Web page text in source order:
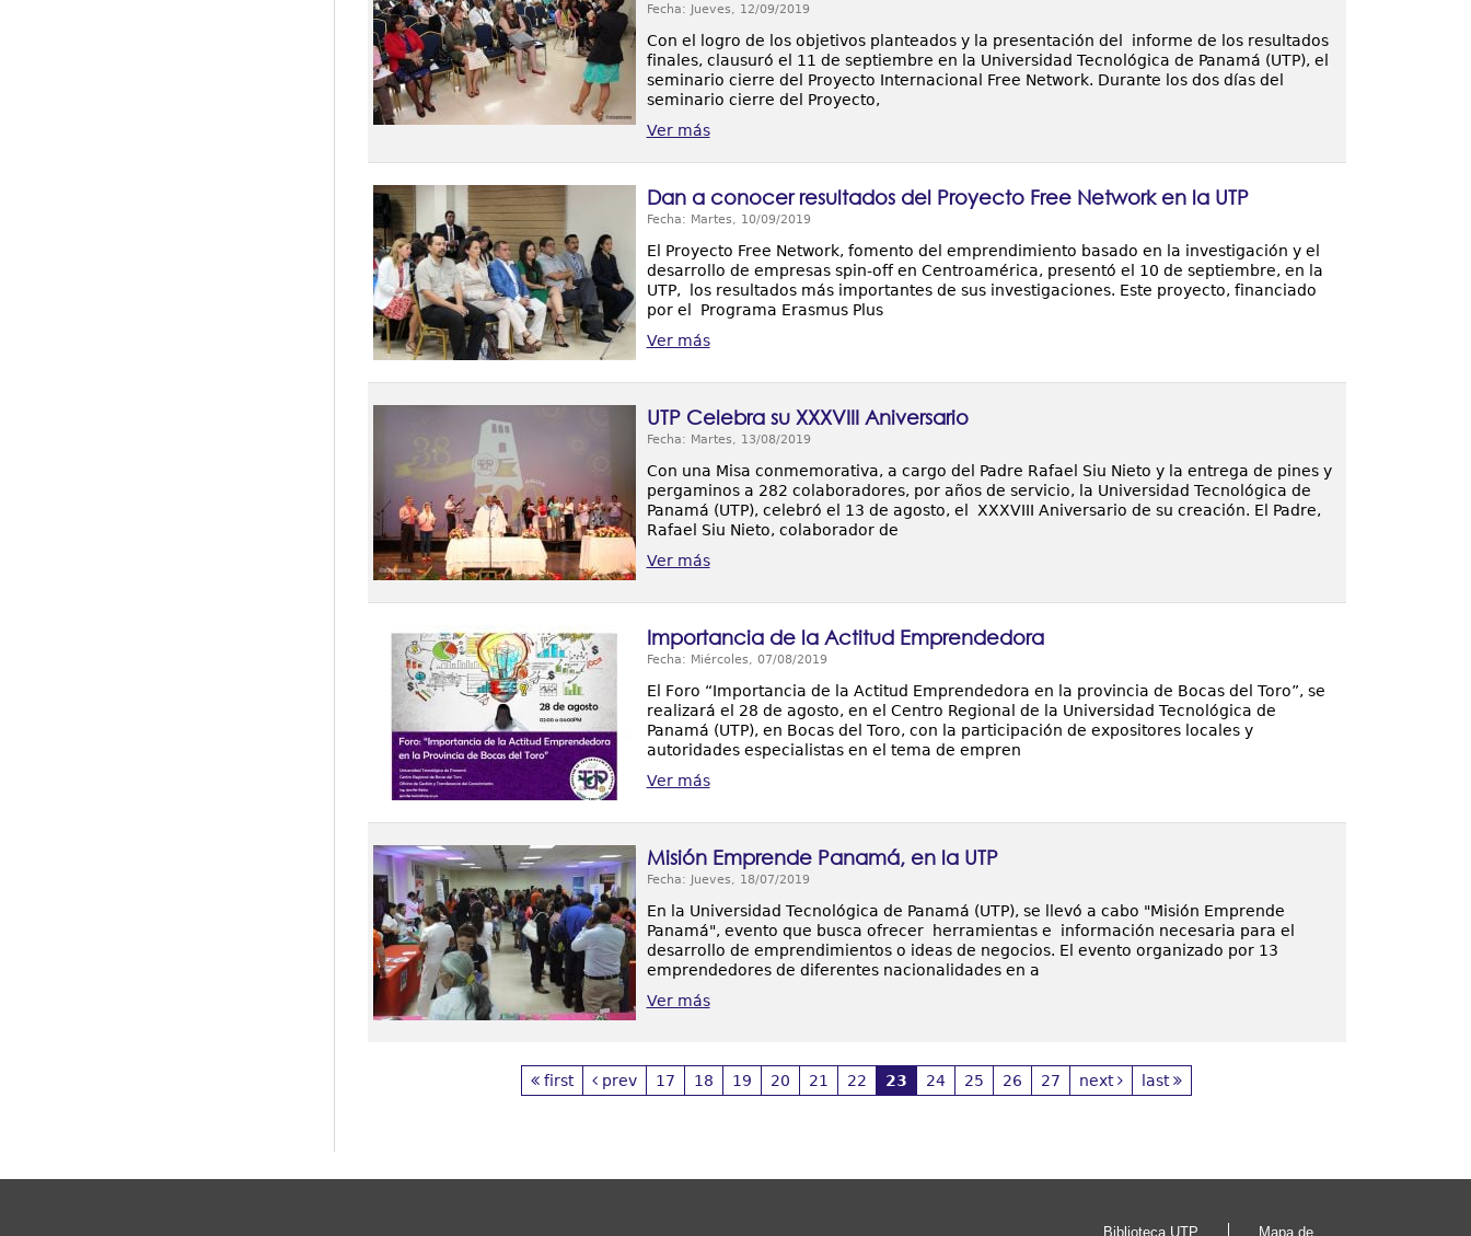
Fecha: Jueves, 12/09/2019
Con el logro de los objetivos planteados y la presentación del informe de los resultados
finales, clausuró el 11 de septiembre en la Universidad Tecnológica de Panamá (UTP), el
seminario cierre del Proyecto Internacional Free Network. Durante los dos días del
seminario cierre del Proyecto,
Ver más
Dan a conocer resultados del Proyecto Free Network en la UTP
Fecha: Martes, 10/09/2019
El Proyecto Free Network, fomento del emprendimiento basado en la investigación y el
desarrollo de empresas spin-off en Centroamérica, presentó el 10 de septiembre, en la
UTP, los resultados más importantes de sus investigaciones. Este proyecto, financiado
por el Programa Erasmus Plus
Ver más
UTP Celebra su XXXVIII Aniversario
Fecha: Martes, 13/08/2019
Con una Misa conmemorativa, a cargo del Padre Rafael Siu Nieto y la entrega de pines y
pergaminos a 282 colaboradores, por años de servicio, la Universidad Tecnológica de
Panamá (UTP), celebró el 13 de agosto, el XXXVIII Aniversario de su creación. El Padre,
Rafael Siu Nieto, colaborador de
Ver más
Importancia de la Actitud Emprendedora
Fecha: Miércoles, 07/08/2019
El Foro “Importancia de la Actitud Emprendedora en la provincia de Bocas del Toro”, se
realizará el 28 de agosto, en el Centro Regional de la Universidad Tecnológica de
Panamá (UTP), en Bocas del Toro, con la participación de expositores locales y
autoridades especialistas en el tema de empren
Ver más
Misión Emprende Panamá, en la UTP
Fecha: Jueves, 18/07/2019
En la Universidad Tecnológica de Panamá (UTP), se llevó a cabo "Misión Emprende
Panamá", evento que busca ofrecer herramientas e información necesaria para el
desarrollo de emprendimientos o ideas de negocios. El evento organizado por 13
emprendedores de diferentes nacionalidades en a
Ver más
first prev 17 18 19 20 21 22 23 24 25 26 27 next last
Biblioteca UTP Mapa de